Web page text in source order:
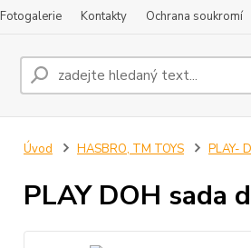
Fotogalerie Kontakty Ochrana soukromí
Úvod HASBRO, TM TOYS PLAY-
PLAY DOH sada